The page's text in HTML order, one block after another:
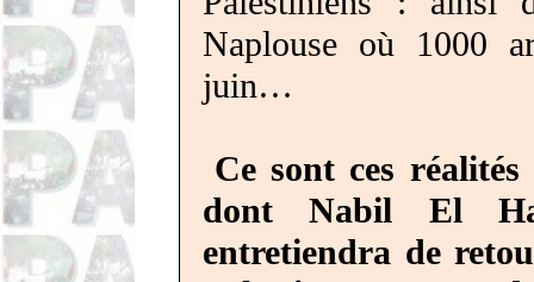
Naplouse où 1000
juin…
Ce sont ces
dont Nabil El
entretiendra de